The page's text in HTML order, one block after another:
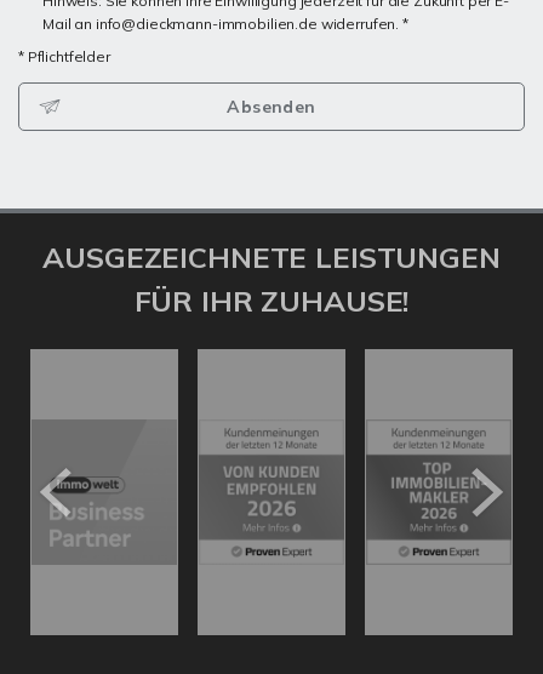
Mail an info@dieckmann-immobilien.de widerrufen. *
* Pflichtfelder
Absenden
AUSGEZEICHNETE LEISTUNGEN
FÜR IHR ZUHAUSE!